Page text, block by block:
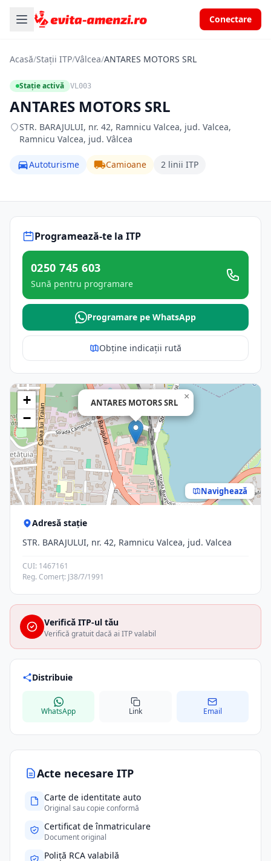
Conectare
Acasă/Stații ITP/Vâlcea/ANTARES MOTORS SRL
Stație activă VL003
ANTARES MOTORS SRL
STR. BARAJULUI, nr. 42, Ramnicu Valcea, jud. Valcea,
Ramnicu Valcea, jud. Vâlcea
Autoturisme Camioane 2 linii ITP
Acte necesare ITP
Carte de identitate auto
Original sau copie conformă
Certificat de înmatriculare
Document original
Poliță RCA valabilă
Programează-te la ITP
0250 745 603
Sună pentru programare
Programare pe WhatsApp
Obține indicații rută
ANTARES MOTORS SRL
×
+
−
Navighează
Adresă stație
STR. BARAJULUI, nr. 42, Ramnicu Valcea, jud. Valcea
CUI: 1467161
Reg. Comerț: J38/7/1991
Verifică ITP-ul tău
Verifică gratuit dacă ai ITP valabil
Distribuie
WhatsApp Link Email